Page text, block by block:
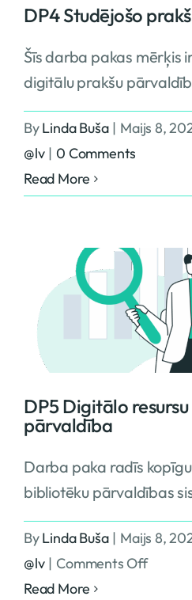
DP4 Studējošo
Šīs darba pakas mērķis
digitālu prakšu
ByLinda Buša | Maijs 8,
@lv | 0 Comments
Read More
DP5 Digitālo
pārvaldība
Darba paka radīs
bibliotēku pārvaldības
ByLinda Buša | Maijs 8,
@lv | Comments Offon
Read More